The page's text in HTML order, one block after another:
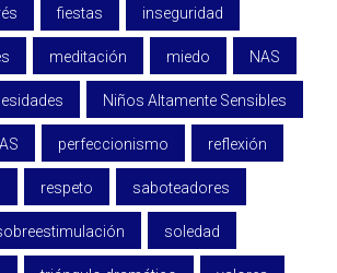
fiestas inseguridad
meditación miedo NAS
Niños Altamente Sensibles
perfeccionismo reflexión
respeto saboteadores
soledad